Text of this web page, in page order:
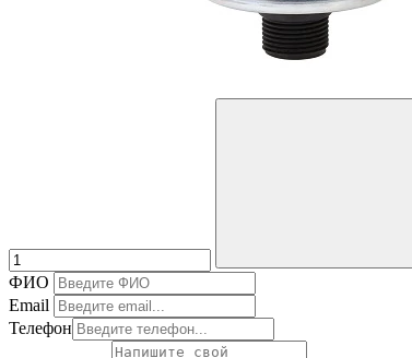
ФИО
Email
Телефон